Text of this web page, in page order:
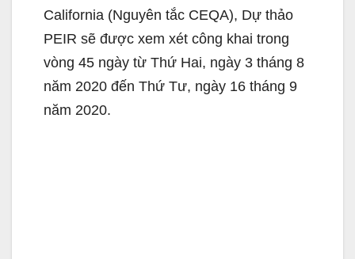
California (Nguyên tắc CEQA), Dự thảo
PEIR sẽ được xem xét công khai trong
vòng 45 ngày từ Thứ Hai, ngày 3 tháng 8
năm 2020 đến Thứ Tư, ngày 16 tháng 9
năm 2020.